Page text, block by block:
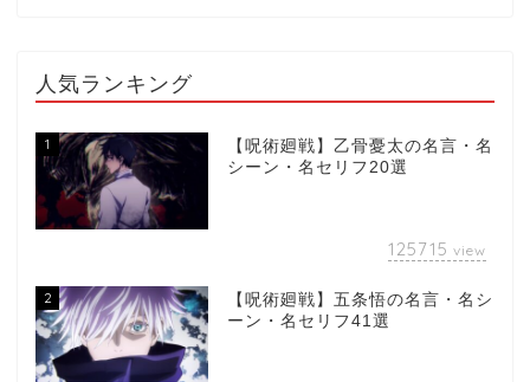
人気ランキング
1
【呪術廻戦】乙骨憂太の名言・名
シーン・名セリフ20選
125715 view
2
【呪術廻戦】五条悟の名言・名シ
ーン・名セリフ41選